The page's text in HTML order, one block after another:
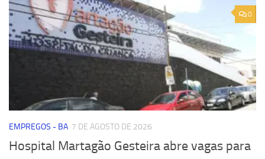
0
EMPREGOS - BA 7 DE AGOSTO DE 2026
Hospital Martagão Gesteira abre vagas para